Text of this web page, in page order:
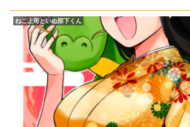
ねこ上司といぬ部下くん